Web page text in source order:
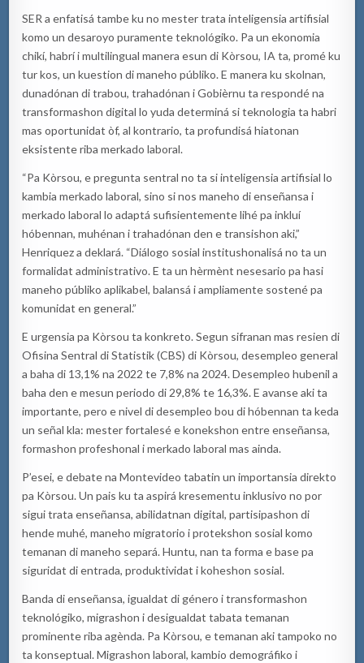
SER a enfatisá tambe ku no mester trata inteligensia artifisial
komo un desaroyo puramente teknológiko. Pa un ekonomia
chikí, habrí i multilingual manera esun di Kòrsou, IA ta, promé ku
tur kos, un kuestion di maneho públiko. E manera ku skolnan,
dunadónan di trabou, trahadónan i Gobièrnu ta respondé na
transformashon digital lo yuda determiná si teknologia ta habri
mas oportunidat òf, al kontrario, ta profundisá hiatonan
eksistente riba merkado laboral.
“Pa Kòrsou, e pregunta sentral no ta si inteligensia artifisial lo
kambia merkado laboral, sino si nos maneho di enseñansa i
merkado laboral lo adaptá sufisientemente lihé pa inkluí
hóbennan, muhénan i trahadónan den e transishon aki,”
Henriquez a deklará. “Diálogo sosial institushonalisá no ta un
formalidat administrativo. E ta un hèrmènt nesesario pa hasi
maneho públiko aplikabel, balansá i ampliamente sostené pa
komunidat en general.”
E urgensia pa Kòrsou ta konkreto. Segun sifranan mas resien di
Ofisina Sentral di Statistik (CBS) di Kòrsou, desempleo general
a baha di 13,1% na 2022 te 7,8% na 2024. Desempleo hubenil a
baha den e mesun periodo di 29,8% te 16,3%. E avanse aki ta
importante, pero e nivel di desempleo bou di hóbennan ta keda
un señal kla: mester fortalesé e konekshon entre enseñansa,
formashon profeshonal i merkado laboral mas ainda.
P’esei, e debate na Montevideo tabatin un importansia direkto
pa Kòrsou. Un pais ku ta aspirá kresementu inklusivo no por
sigui trata enseñansa, abilidatnan digital, partisipashon di
hende muhé, maneho migratorio i protekshon sosial komo
temanan di maneho separá. Huntu, nan ta forma e base pa
siguridat di entrada, produktividat i koheshon sosial.
Banda di enseñansa, igualdat di género i transformashon
teknológiko, migrashon i desigualdat tabata temanan
prominente riba agènda. Pa Kòrsou, e temanan aki tampoko no
ta konseptual. Migrashon laboral, kambio demográfiko i